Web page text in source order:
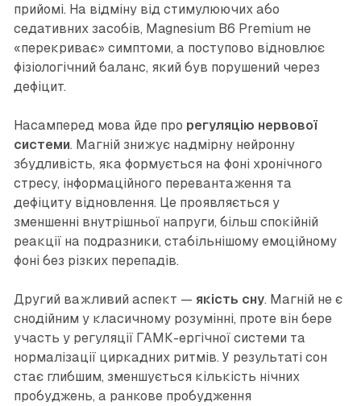
прийомі. На відміну від стимулюючих або
седативних засобів, Magnesium B6 Premium не
«перекриває» симптоми, а поступово відновлює
фізіологічний баланс, який був порушений через
дефіцит.
Насамперед мова йде про регуляцію нервової
системи. Магній знижує надмірну нейронну
збудливість, яка формується на фоні хронічного
стресу, інформаційного перевантаження та
дефіциту відновлення. Це проявляється у
зменшенні внутрішньої напруги, більш спокійній
реакції на подразники, стабільнішому емоційному
фоні без різких перепадів.
Другий важливий аспект — якість сну. Магній не є
снодійним у класичному розумінні, проте він бере
участь у регуляції ГАМК-ергічної системи та
нормалізації циркадних ритмів. У результаті сон
стає глибшим, зменшується кількість нічних
пробуджень, а ранкове пробудження